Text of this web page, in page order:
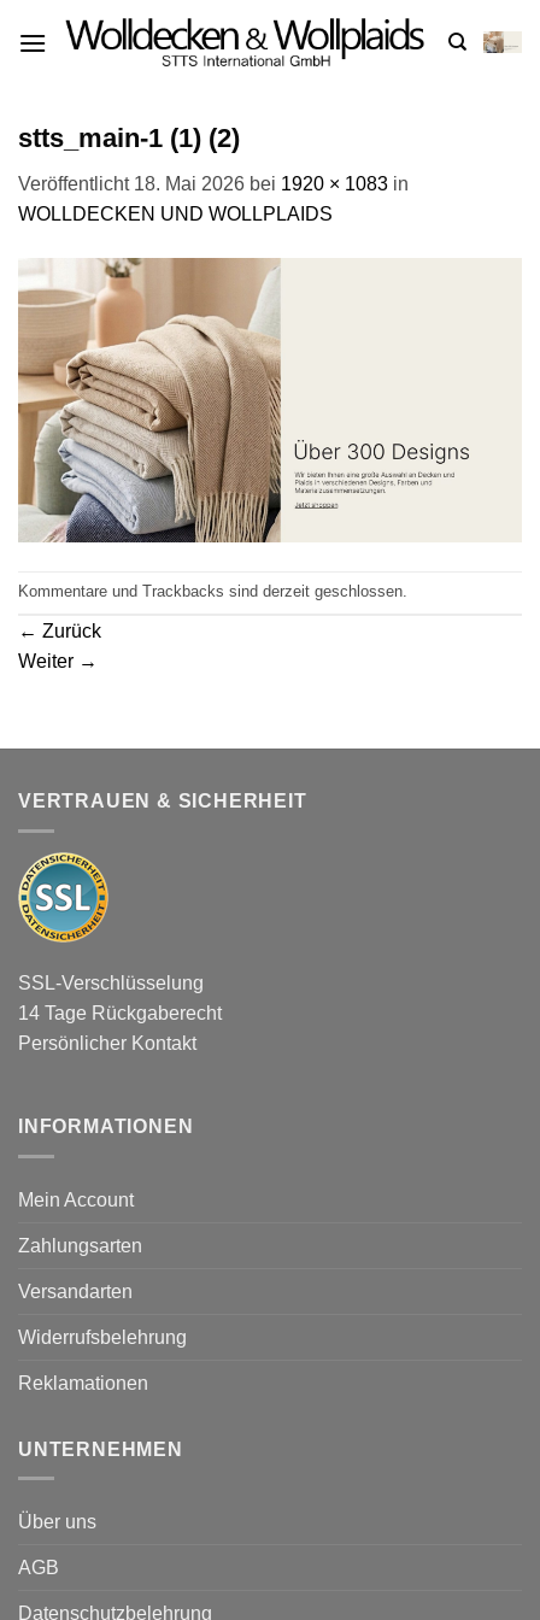
Inhalt
stts_main-1 (1) (2)
Veröffentlicht 18. Mai 2026 bei 1920 × 1083 in
WOLLDECKEN UND WOLLPLAIDS
Kommentare und Trackbacks sind derzeit geschlossen.
← Zurück
Weiter →
VERTRAUEN & SICHERHEIT
SSL-Verschlüsselung
14 Tage Rückgaberecht
Persönlicher Kontakt
INFORMATIONEN
Mein Account
Zahlungsarten
Versandarten
Widerrufsbelehrung
Reklamationen
UNTERNEHMEN
Über uns
AGB
Datenschutzbelehrung